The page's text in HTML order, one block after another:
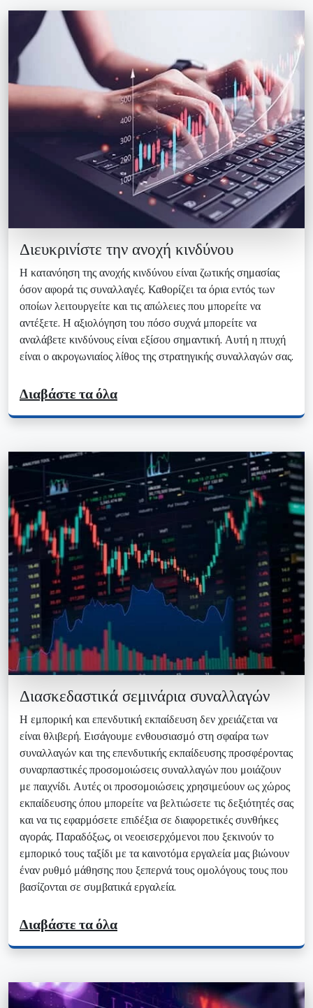
Διευκρινίστε την ανοχή κινδύνου
Η κατανόηση της ανοχής κινδύνου είναι ζωτικής σημασίας
όσον αφορά τις συναλλαγές. Καθορίζει τα όρια εντός των
οποίων λειτουργείτε και τις απώλειες που μπορείτε να
αντέξετε. Η αξιολόγηση του πόσο συχνά μπορείτε να
αναλάβετε κινδύνους είναι εξίσου σημαντική. Αυτή η πτυχή
είναι ο ακρογωνιαίος λίθος της στρατηγικής συναλλαγών σας.
Διαβάστε τα όλα
Διασκεδαστικά σεμινάρια συναλλαγών
Η εμπορική και επενδυτική εκπαίδευση δεν χρειάζεται να
είναι θλιβερή. Εισάγουμε ενθουσιασμό στη σφαίρα των
συναλλαγών και της επενδυτικής εκπαίδευσης προσφέροντας
συναρπαστικές προσομοιώσεις συναλλαγών που μοιάζουν
με παιχνίδι. Αυτές οι προσομοιώσεις χρησιμεύουν ως χώρος
εκπαίδευσης όπου μπορείτε να βελτιώσετε τις δεξιότητές σας
και να τις εφαρμόσετε επιδέξια σε διαφορετικές συνθήκες
αγοράς. Παραδόξως, οι νεοεισερχόμενοι που ξεκινούν το
εμπορικό τους ταξίδι με τα καινοτόμα εργαλεία μας βιώνουν
έναν ρυθμό μάθησης που ξεπερνά τους ομολόγους τους που
βασίζονται σε συμβατικά εργαλεία.
Διαβάστε τα όλα